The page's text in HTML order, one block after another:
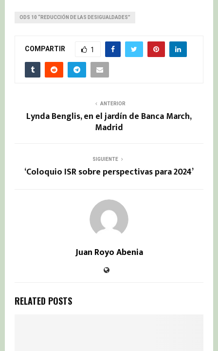
ODS 10 “REDUCCIÓN DE LAS DESIGUALDADES”
COMPARTIR 1
ANTERIOR
Lynda Benglis, en el jardín de Banca March,
Madrid
SIGUIENTE
‘Coloquio ISR sobre perspectivas para 2024’
Juan Royo Abenia
RELATED POSTS